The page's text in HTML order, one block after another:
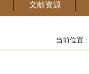
文献资源
当前位置 :